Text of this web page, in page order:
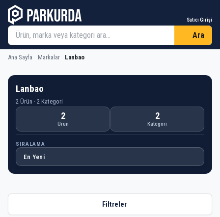
Satıcı Girişi
Ara
Ana Sayfa Markalar Lanbao
Lanbao
2 Ürün · 2 Kategori
2
Ürün
2
Kategori
SIRALAMA
Filtreler